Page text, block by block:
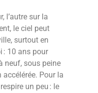
l’autre sur la
le ciel peut
surtout en
: 10 ans pour
neuf, sous peine
accélérée. Pour la
un peu : le